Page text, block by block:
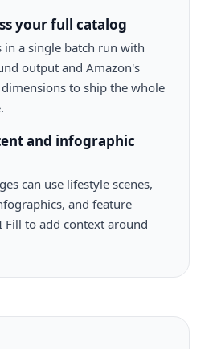
your full catalog
in a single batch run with
output and Amazon's
to ship the whole
and infographic
can use lifestyle scenes,
and feature
Fill to add context around